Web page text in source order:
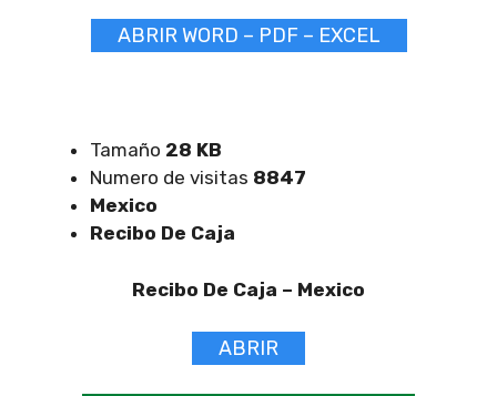
ABRIR WORD – PDF – EXCEL
Tamaño 28 KB
Numero de visitas 8847
Mexico
Recibo De Caja
Recibo De Caja – Mexico
ABRIR